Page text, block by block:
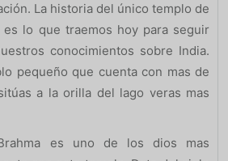
La historia del único templo de
es lo que traemos hoy para seguir
conocimientos sobre India.
pequeño que cuenta con mas de
a la orilla del lago veras mas
es uno de los dios mas